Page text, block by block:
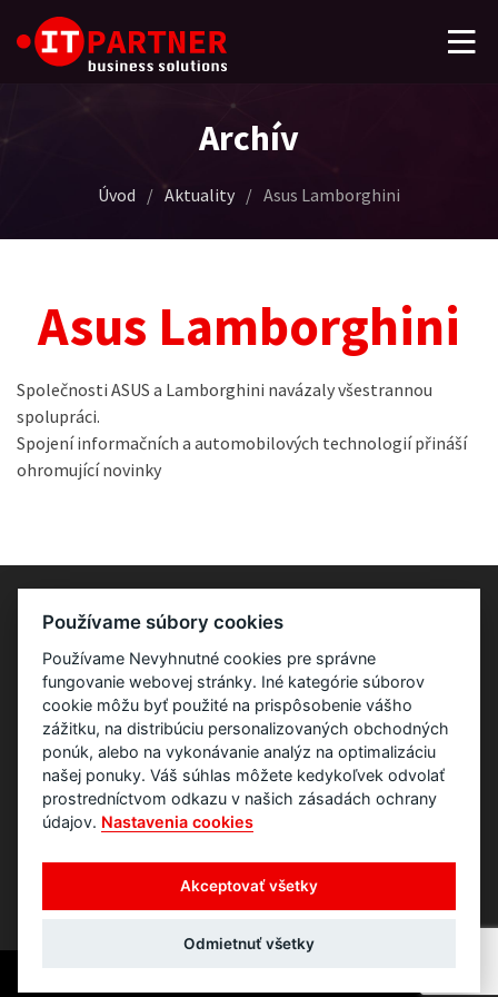
Archív
Úvod / Aktuality / Asus Lamborghini
Asus Lamborghini
Společnosti ASUS a Lamborghini navázaly všestrannou
spolupráci.
Spojení informačních a automobilových technologií přináší
ohromující novinky
Používame súbory cookies
Používame Nevyhnutné cookies pre správne
fungovanie webovej stránky. Iné kategórie súborov
cookie môžu byť použité na prispôsobenie vášho
zážitku, na distribúciu personalizovaných obchodných
ponúk, alebo na vykonávanie analýz na optimalizáciu
našej ponuky. Váš súhlas môžete kedykoľvek odvolať
prostredníctvom odkazu v našich zásadách ochrany
údajov. Nastavenia cookies
Akceptovať všetky
Odmietnuť všetky